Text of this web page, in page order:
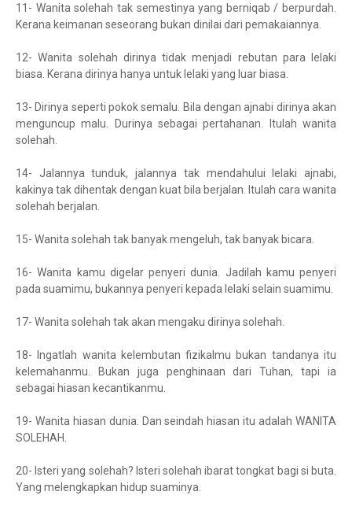
11- Wanita solehah tak semestinya yang berniqab / berpurdah.
Kerana keimanan seseorang bukan dinilai dari pemakaiannya.
12- Wanita solehah dirinya tidak menjadi rebutan para lelaki
biasa. Kerana dirinya hanya untuk lelaki yang luar biasa.
13- Dirinya seperti pokok semalu. Bila dengan ajnabi dirinya akan
menguncup malu. Durinya sebagai pertahanan. Itulah wanita
solehah.
14- Jalannya tunduk, jalannya tak mendahului lelaki ajnabi,
kakinya tak dihentak dengan kuat bila berjalan. Itulah cara wanita
solehah berjalan.
15- Wanita solehah tak banyak mengeluh, tak banyak bicara.
16- Wanita kamu digelar penyeri dunia. Jadilah kamu penyeri
pada suamimu, bukannya penyeri kepada lelaki selain suamimu.
17- Wanita solehah tak akan mengaku dirinya solehah.
18- Ingatlah wanita kelembutan fizikalmu bukan tandanya itu
kelemahanmu. Bukan juga penghinaan dari Tuhan, tapi ia
sebagai hiasan kecantikanmu.
19- Wanita hiasan dunia. Dan seindah hiasan itu adalah WANITA
SOLEHAH.
20- Isteri yang solehah? Isteri solehah ibarat tongkat bagi si buta.
Yang melengkapkan hidup suaminya.